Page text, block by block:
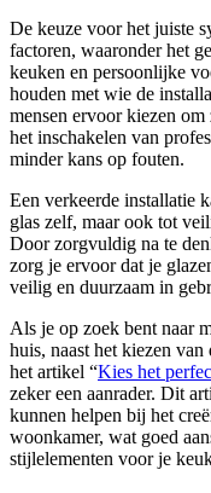
De keuze voor het juiste
factoren, waaronder het
keuken en persoonlijke
houden met wie de
mensen ervoor kiezen
het inschakelen van
minder kans op fouten.
Een verkeerde installatie
glas zelf, maar ook tot
Door zorgvuldig na te
zorg je ervoor dat je
veilig en duurzaam in
Als je op zoek bent naar
huis, naast het kiezen
het artikel “Kies het
zeker een aanrader. Dit
kunnen helpen bij het
woonkamer, wat goed
stijlelementen voor je